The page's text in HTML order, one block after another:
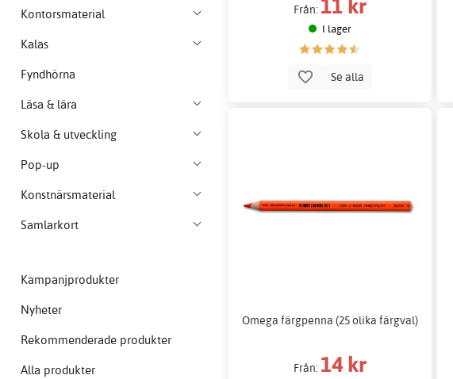
Kontorsmaterial
Kalas
Fyndhörna
Läsa & lära
Skola & utveckling
Pop-up
Konstnärsmaterial
Samlarkort
Kampanjprodukter
Nyheter
Rekommenderade produkter
Alla produkter
Från:
I lager
Se alla
Omega färgpenna (25 olika färgval)
Från: 14 kr